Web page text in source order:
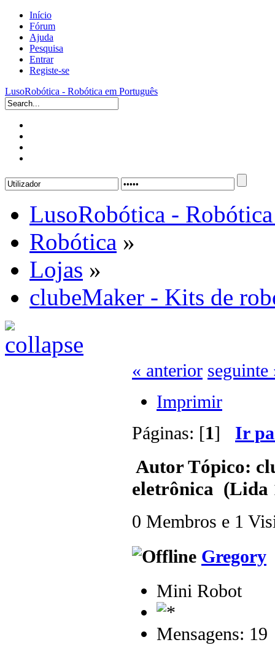
Início
Fórum
Ajuda
Pesquisa
Entrar
Registe-se
LusoRobótica - Robótica em Português
LusoRobótica -
Robótica »
Lojas »
clubeMaker - Kits de
« anterior seguinte
Imprimir
Páginas: [1] Ir
AutorTópico:
eletrônica (Lida
0 Membros e 1
Gregory
Mini Robot
Mensagens: 19